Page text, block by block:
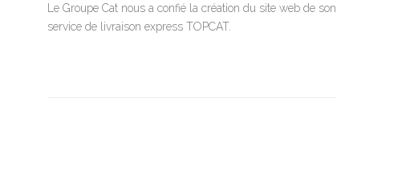
Le Groupe Cat nous a confié la création du site web de son
service de livraison express TOPCAT.